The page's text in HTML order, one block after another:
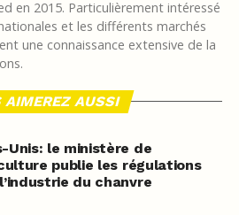
en 2015. Particulièrement intéressé
et les différents marchés
une connaissance extensive de la
AIMEREZ AUSSI
Unis: le ministère de
publie les régulations
du chanvre